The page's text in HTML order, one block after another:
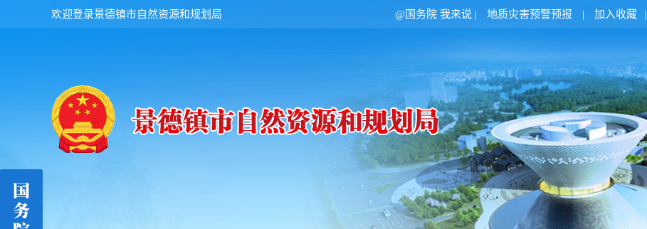
欢迎登录景德镇市自然资源和规划局 @国务院 我来说 | 地质灾害预警预报 | 加入收藏 |